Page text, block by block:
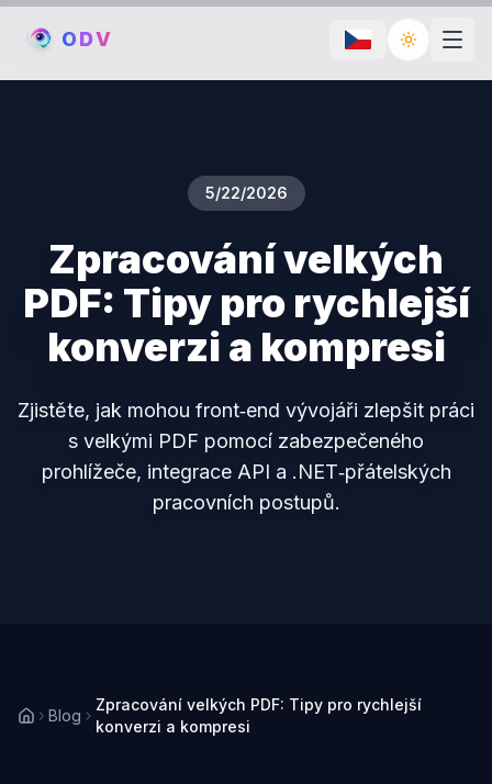
ODV Toggle
5/22/2026
Zpracování velkých
PDF: Tipy pro rychlejší
konverzi a kompresi
Zjistěte, jak mohou front‑end vývojáři zlepšit práci
s velkými PDF pomocí zabezpečeného
prohlížeče, integrace API a .NET‑přátelských
pracovních postupů.
Blog
Zpracování velkých PDF: Tipy pro rychlejší
konverzi a kompresi